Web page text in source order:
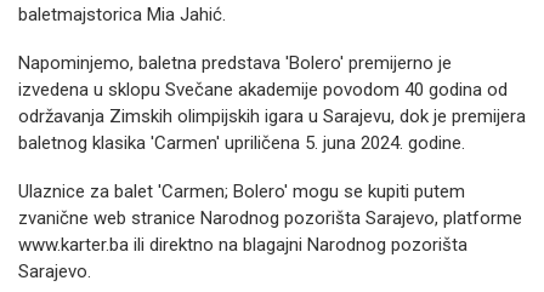
baletmajstorica Mia Jahić.
Napominjemo, baletna predstava 'Bolero' premijerno je
izvedena u sklopu Svečane akademije povodom 40 godina od
održavanja Zimskih olimpijskih igara u Sarajevu, dok je premijera
baletnog klasika 'Carmen' upriličena 5. juna 2024. godine.
Ulaznice za balet 'Carmen; Bolero' mogu se kupiti putem
zvanične web stranice Narodnog pozorišta Sarajevo, platforme
www.karter.ba ili direktno na blagajni Narodnog pozorišta
Sarajevo.